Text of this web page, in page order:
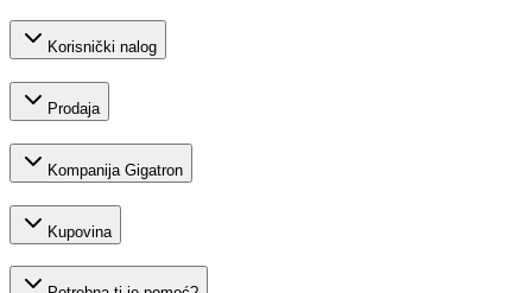
Korisnički nalog
Prodaja
Kompanija Gigatron
Kupovina